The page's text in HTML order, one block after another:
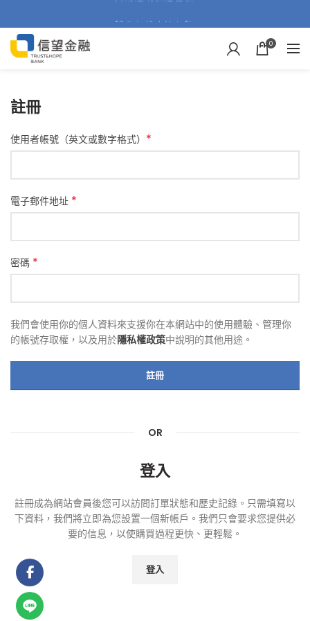
隱私保護合法保障
0
註冊
*
電子郵件地址 *
密碼 *
我們會使用你的個人資料來支援你在本網站中的使用體驗、管理你
的帳號存取權，以及用於隱私權政策中說明的其他用途。
註冊
OR
註冊成為網站會員後您可以訪問訂單狀態和歷史記錄。只需填寫以
下資料，我們將立即為您設置一個新帳戶。我們只會要求您提供必
要的信息，以使購買過程更快、更輕鬆。
登入